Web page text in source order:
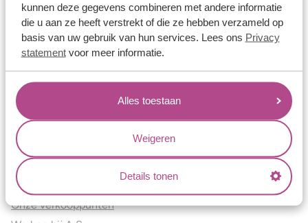
kunnen deze gegevens combineren met andere informatie
die u aan ze heeft verstrekt of die ze hebben verzameld op
basis van uw gebruik van hun services. Lees ons Privacy
statementvoor meer informatie.
Alles toestaan
Weigeren
Details tonen
Historie
Certificaten
Blogs
Jouw voordelen
Conflictvrije Materialen
Oneindig veel mogelijkheden
Kwaliteit
Juweliers & Contact
Onze verkooppunten